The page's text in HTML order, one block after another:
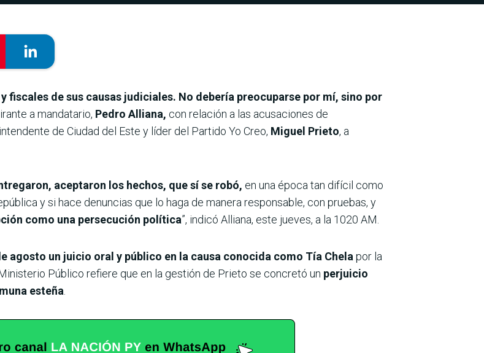
fiscales de sus causas judiciales. No debería preocuparse por mí, sino por
a mandatario, Pedro Alliana, con relación a las acusaciones de
de Ciudad del Este y líder del Partido Yo Creo, Miguel Prieto, a
aceptaron los hechos, que sí se robó, en una época tan difícil como
y si hace denuncias que lo haga de manera responsable, con pruebas, y
como una persecución política”, indicó Alliana, este jueves, a la 1020 AM.
agosto un juicio oral y público en la causa conocida como Tía Chela por la
Público refiere que en la gestión de Prieto se concretó un perjuicio
esteña